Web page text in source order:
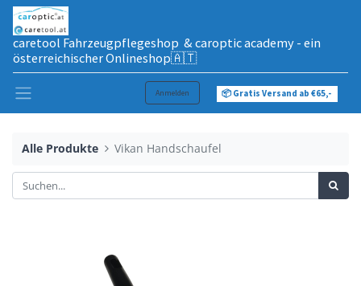
caretool Fahrzeugpflegeshop & caroptic academy - ein
österreichischer Onlineshop🇦🇹
Anmelden 📦 Gratis Versand ab €65,-
Alle Produkte Vikan Handschaufel